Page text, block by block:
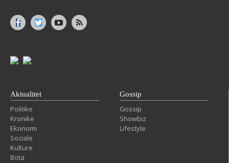
Aktualitet
Politike
Kronike
Ekonomi
Sociale
Kulture
Bota
Gossip
Gossip
Showbiz
Lifestyle